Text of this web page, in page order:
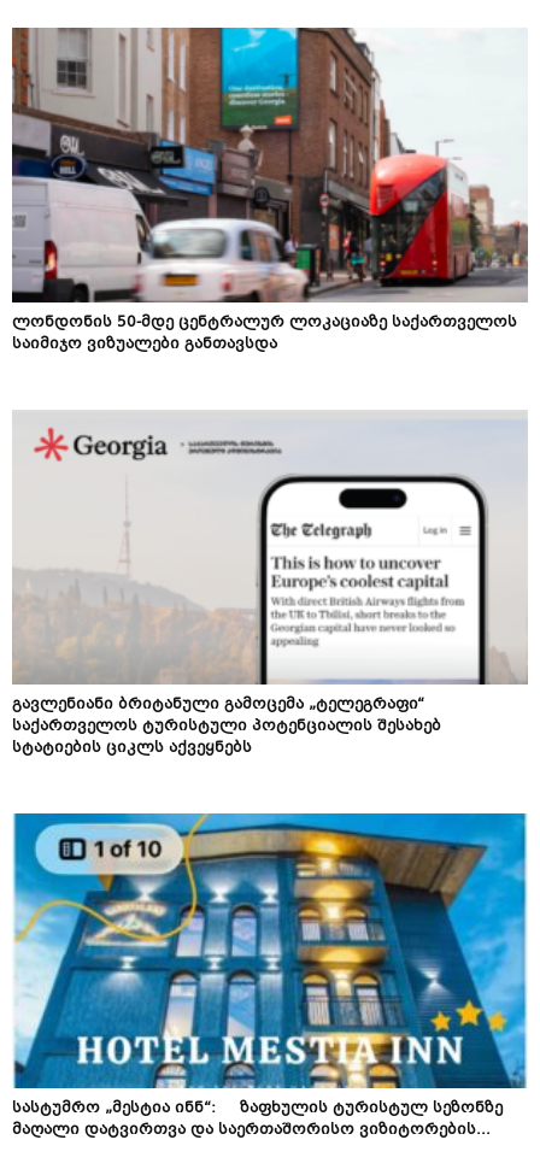
ლონდონის 50-მდე ცენტრალურ ლოკაციაზე საქართველოს
საიმიჯო ვიზუალები განთავსდა
გავლენიანი ბრიტანული გამოცემა „ტელეგრაფი“
საქართველოს ტურისტული პოტენციალის შესახებ
სტატიების ციკლს აქვეყნებს
სასტუმრო „მესტია ინნ“: ზაფხულის ტურისტულ სეზონზე
მაღალი დატვირთვა და საერთაშორისო ვიზიტორების...